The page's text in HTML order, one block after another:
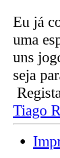
Eu já
uma
uns
seja
Tiago